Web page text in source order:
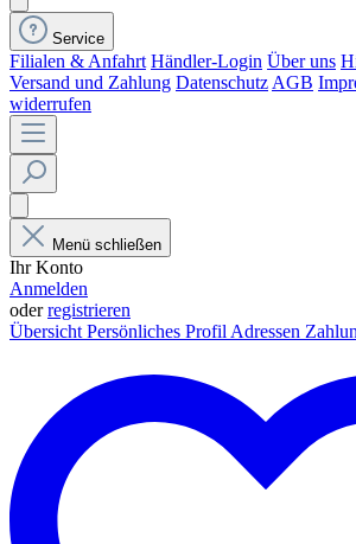
Service
Filialen & Anfahrt Händler-Login Über uns
Versand und Zahlung Datenschutz AGB
widerrufen
Menü schließen
Ihr Konto
Anmelden
oderregistrieren
Übersicht Persönliches Profil Adressen